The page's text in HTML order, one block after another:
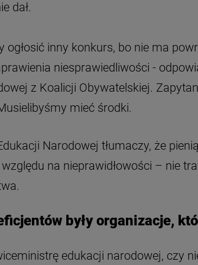
dał.
ogłosić inny konkurs, bo nie ma
niesprawiedliwości -
z Koalicji Obywatelskiej.
mieć środki.
Narodowej tłumaczy, że
względu na nieprawidłowości – nie
były organizacje,
edukacji narodowej, czy